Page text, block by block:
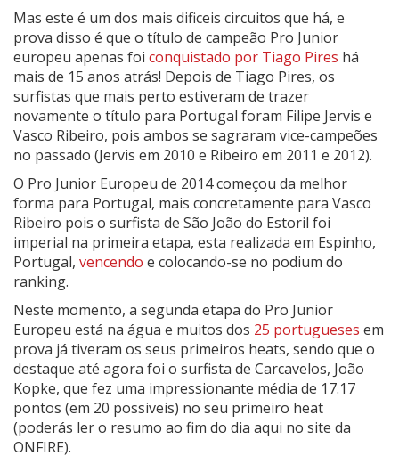
Mas este é um dos mais dificeis circuitos que há, e
prova disso é que o título de campeão Pro Junior
europeu apenas foi conquistado por Tiago Pires há
mais de 15 anos atrás! Depois de Tiago Pires, os
surfistas que mais perto estiveram de trazer
novamente o título para Portugal foram Filipe Jervis e
Vasco Ribeiro, pois ambos se sagraram vice-campeões
no passado (Jervis em 2010 e Ribeiro em 2011 e 2012).
O Pro Junior Europeu de 2014 começou da melhor
forma para Portugal, mais concretamente para Vasco
Ribeiro pois o surfista de São João do Estoril foi
imperial na primeira etapa, esta realizada em Espinho,
Portugal, vencendo e colocando-se no podium do
ranking.
Neste momento, a segunda etapa do Pro Junior
Europeu está na água e muitos dos 25 portugueses em
prova já tiveram os seus primeiros heats, sendo que o
destaque até agora foi o surfista de Carcavelos, João
Kopke, que fez uma impressionante média de 17.17
pontos (em 20 possiveis) no seu primeiro heat
(poderás ler o resumo ao fim do dia aqui no site da
ONFIRE).